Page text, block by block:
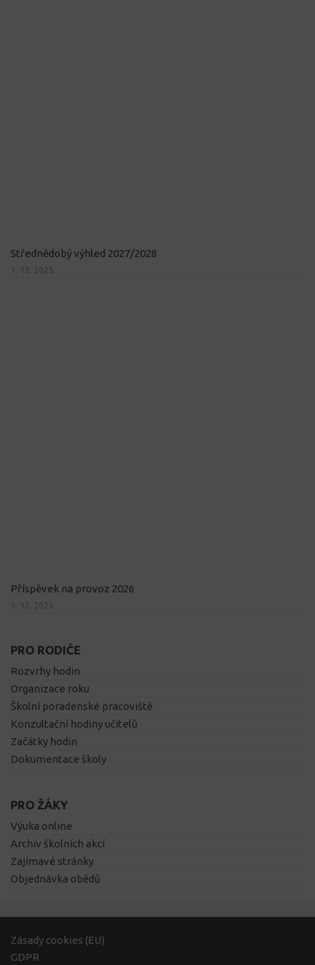
Střednědobý výhled 2027/2028
1. 12. 2025
Příspěvek na provoz 2026
1. 12. 2025
PRO RODIČE
Rozvrhy hodin
Organizace roku
Školní poradenské pracoviště
Konzultační hodiny učitelů
Začátky hodin
Dokumentace školy
PRO ŽÁKY
Výuka online
Archiv školních akcí
Zajímavé stránky
Objednávka obědů
Zásady cookies (EU)
GDPR